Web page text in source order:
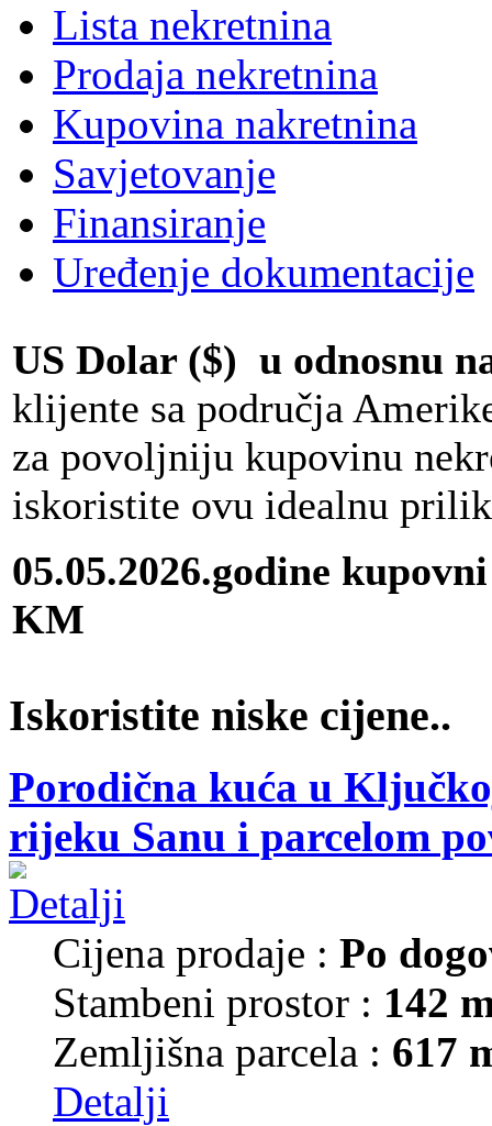
Lista nekretnina
Prodaja nekretnina
Kupovina nakretnina
Savjetovanje
Finansiranje
Uređenje dokumentacije
US Dolar ($) u odnosnu
klijente sa područja
za povoljniju kupovinu
iskoristite ovu idealnu
05.05.2026.godine
KM
Iskoristite niske cijene..
Porodična kuća u
rijeku Sanu i parcelom
Cijena prodaje : Po
Stambeni prostor : 142
Zemljišna parcela : 617
Detalji